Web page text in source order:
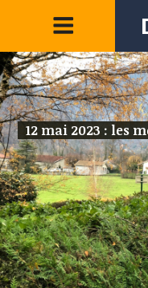
12 mai 2023 : les